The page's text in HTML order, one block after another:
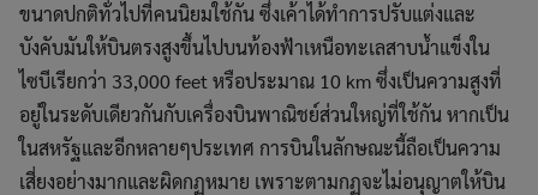
ขนาดปกติทั่วไปที่คนนิยมใช้กัน ซึ่งเค้าได้ทำการปรับแต่งและ
บังคับมันให้บินตรงสูงขึ้นไปบนท้องฟ้าเหนือทะเลสาบน้ำแข็งใน
ไซบีเรียกว่า 33,000 feet หรือประมาณ 10 km ซึ่งเป็นความสูงที่
อยู่ในระดับเดียวกันกับเครื่องบินพาณิชย์ส่วนใหญ่ที่ใช้กัน หากเป็น
ในสหรัฐและอีกหลายๆประเทศ การบินในลักษณะนี้ถือเป็นความ
เสี่ยงอย่างมากและผิดกฏหมาย เพราะตามกฏจะไม่อนุญาตให้บิน